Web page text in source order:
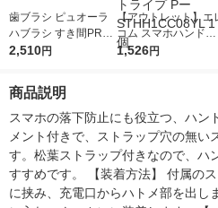
歯ブラシ ピュオーラ
ハブラシ すき間PRO
コンパクト ふつう 1
2,510円
【アウトレット】エ
コム スマホハンドス
トラップ ケーブルシ
1,526円
商品説明
スマホの落下防止にも役立つ、ハン
メント付きで、ストラップ穴の無い
す。松葉ストラップ付きなので、ハ
すすめです。 【装着方法】 付属の
に挟み、充電口からハトメ部を出し